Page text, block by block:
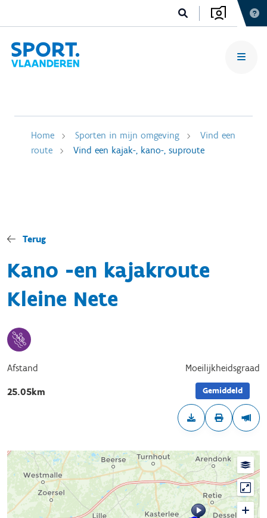
Home Sporten in mijn omgeving
Vind een
route
Vind een kajak-, kano-, suproute
Terug
Kano -en kajakroute
Kleine Nete
Afstand
25.05km
Moeilijkheidsgraad
Gemiddeld